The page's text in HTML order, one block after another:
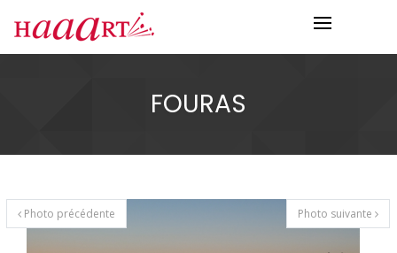
FOURAS
Photo précédente Photo suivante